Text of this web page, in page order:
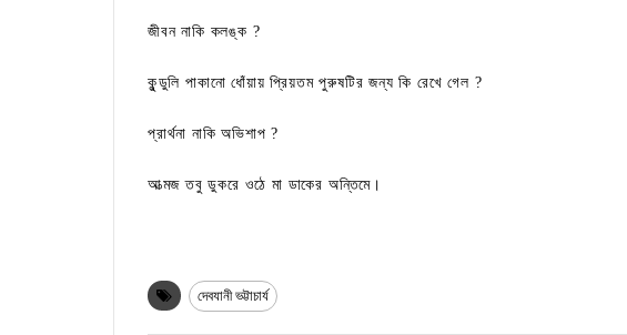
জীবন নাকি কলঙ্ক ?
কুন্ডুলি পাকানো ধোঁয়ায় প্রিয়তম পুরুষটির জন্য কি রেখে গেল ?
প্রার্থনা নাকি অভিশাপ ?
আত্মজ তবু ডুকরে ওঠে মা ডাকের অন্তিমে।
দেবযানী ভট্টাচার্য